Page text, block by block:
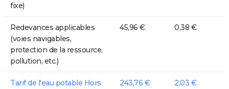
fixe)
Redevances applicables
(voies navigables,
protection de la ressource,
pollution, etc.)
45,96 € 0,38 €
Tarif de l'eau potable Hors
243,76 € 2,03 €